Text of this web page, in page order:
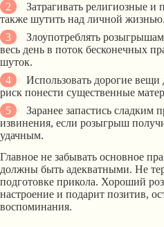
Затрагивать религиозные и
также шутить над личной жизнью.
Злоупотреблять
весь день в поток бесконечных
шуток.
Использовать дорогие вещи
риск понести существенные
Заранее запастись сладким
извинения, если розыгрыш
удачным.
Главное не забывать основное
должны быть адекватными. Не
подготовке прикола. Хороший
настроение и подарит позитив,
воспоминания.